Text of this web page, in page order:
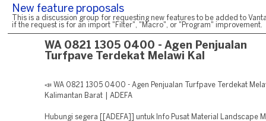
New feature proposals
This is a discussion group for requesting new features to be added to
if the request is for an import "Filter", "Macro", or "Program" improvement.
WA 0821 1305 0400 - Agen Penjualan
Turfpave Terdekat Melawi Kal
📣 WA 0821 1305 0400 - Agen Penjualan Turfpave Terdekat
Kalimantan Barat | ADEFA
Hubungi segera [[ADEFA]] untuk Info Pusat Material Landscape